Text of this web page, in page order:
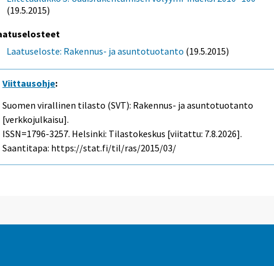
(19.5.2015)
Laatuseloste: Rakennus- ja asuntotuotanto (19.5.2015)
Viittausohje:
Suomen virallinen tilasto (SVT): Rakennus- ja asuntotuotanto
[verkkojulkaisu].
ISSN=1796-3257. Helsinki: Tilastokeskus [viitattu: 7.8.2026].
Saantitapa: https://stat.fi/til/ras/2015/03/